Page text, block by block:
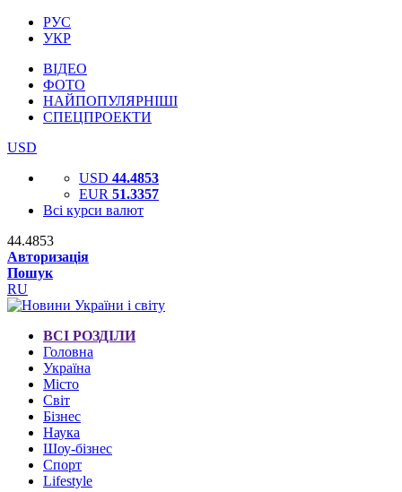
РУС
УКР
ВІДЕО
ФОТО
НАЙПОПУЛЯРНІШІ
СПЕЦПРОЕКТИ
USD
USD 44.4853
EUR 51.3357
Всі курси валют
44.4853
Авторизація
Пошук
RU
ВСІ РОЗДІЛИ
Головна
Україна
Місто
Світ
Бізнес
Наука
Шоу-бізнес
Спорт
Lifestyle